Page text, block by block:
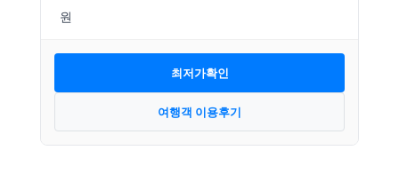
최저가확인
여행객 이용후기